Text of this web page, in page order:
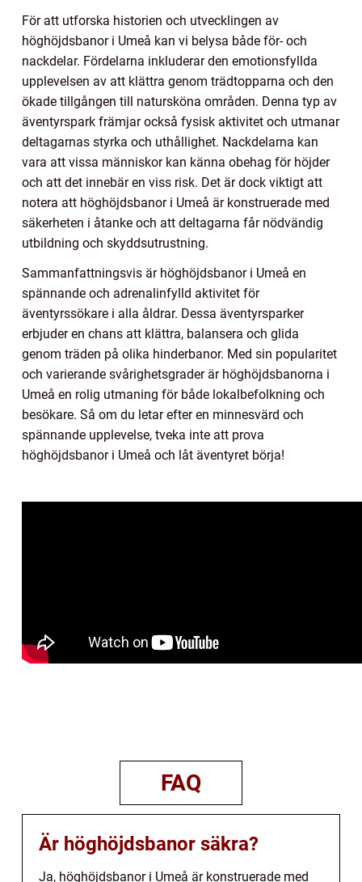
För att utforska historien och utvecklingen av
höghöjdsbanor i Umeå kan vi belysa både för- och
nackdelar. Fördelarna inkluderar den emotionsfyllda
upplevelsen av att klättra genom trädtopparna och den
ökade tillgången till natursköna områden. Denna typ av
äventyrspark främjar också fysisk aktivitet och utmanar
deltagarnas styrka och uthållighet. Nackdelarna kan
vara att vissa människor kan känna obehag för höjder
och att det innebär en viss risk. Det är dock viktigt att
notera att höghöjdsbanor i Umeå är konstruerade med
säkerheten i åtanke och att deltagarna får nödvändig
utbildning och skyddsutrustning.
Sammanfattningsvis är höghöjdsbanor i Umeå en
spännande och adrenalinfylld aktivitet för
äventyrssökare i alla åldrar. Dessa äventyrsparker
erbjuder en chans att klättra, balansera och glida
genom träden på olika hinderbanor. Med sin popularitet
och varierande svårighetsgrader är höghöjdsbanorna i
Umeå en rolig utmaning för både lokalbefolkning och
besökare. Så om du letar efter en minnesvärd och
spännande upplevelse, tveka inte att prova
höghöjdsbanor i Umeå och låt äventyret börja!
FAQ
Är höghöjdsbanor säkra?
Ja, höghöjdsbanor i Umeå är konstruerade med